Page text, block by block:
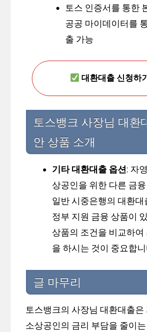
토스 인증서를 통한
공공 마이데이터를
출 가능
대환대출 신청하기
토스뱅크 사장님 대환
안 상품 소개
기타 대환대출 옵션: 자
상공인을 위한 다른 금
일반 시중은행의 대환대
정부 지원 금융 상품이
상품의 조건을 비교하여
을 하시는 것이 중요합
글 마무리
토스뱅크의 사장님 대환대출은
소상공인의 금리 부담을 줄이